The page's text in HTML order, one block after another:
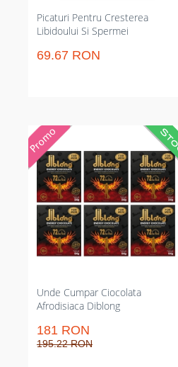
Picaturi Pentru Cresterea
Libidoului Si Spermei
69.67 RON
Unde Cumpar Ciocolata
Afrodisiaca Diblong
181 RON
195.22 RON
Ciocolată afrodisiacă pentru
masculi care stimulează funcția
erectilă și energia. Doză clară de
24g care dă consecință continuu
până la 72 de ore, controlabilă și
predictibilă. Ambalaj mic pentru
purtat oriunde, ideal pentru
momente decisive între parteneri
și pentru cadou discret și dulce.